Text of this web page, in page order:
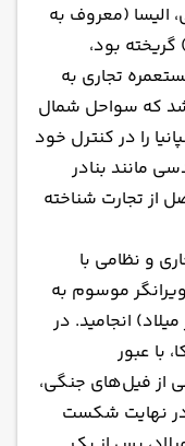
الیسا (معروف به
بود،
تجاری به
شد که سواحل شمال
را در کنترل خود
مانند بنادر
از تجارت شناخته
و نظامی با
موسوم به
تا 146 پیش از میلاد) انجامید. در
با عبور
از فیل‌های جنگی،
در نهایت شکست